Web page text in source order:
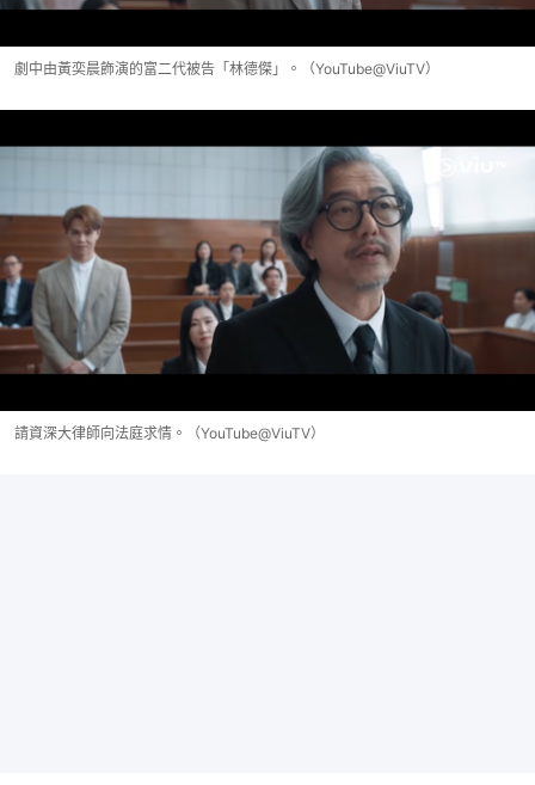
劇中由黃奕晨飾演的富二代被告「林德傑」。（YouTube@ViuTV）
請資深大律師向法庭求情。（YouTube@ViuTV）